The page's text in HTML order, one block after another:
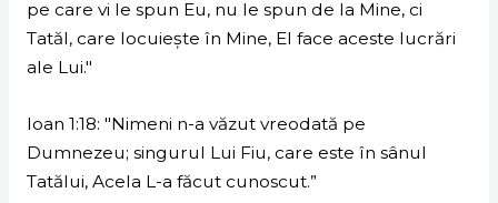
pe care vi le spun Eu, nu le spun de la Mine, ci
Tatăl, care locuieşte în Mine, El face aceste lucrări
ale Lui."
Ioan 1:18: "Nimeni n-a văzut vreodată pe
Dumnezeu; singurul Lui Fiu, care este în sânul
Tatălui, Acela L-a făcut cunoscut.”